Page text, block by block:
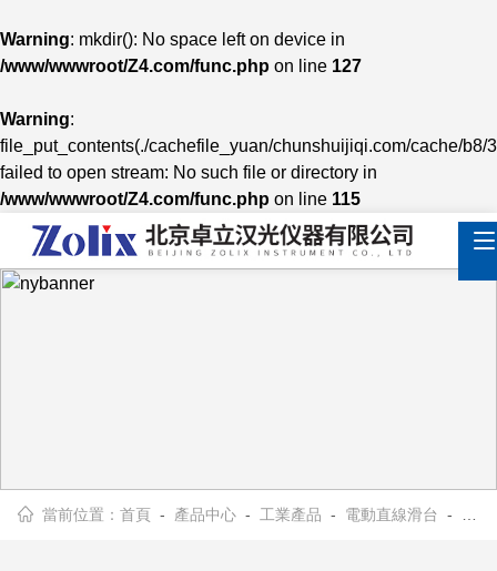
Warning: mkdir(): No space left on device in
/www/wwwroot/Z4.com/func.php on line 127
Warning:
file_put_contents(./cachefile_yuan/chunshuijiqi.com/cache/b8/
failed to open stream: No such file or directory in
/www/wwwroot/Z4.com/func.php on line 115
當前位置：首頁 - 產品中心 - 工業產品 - 電動直線滑台 - LS65x.Lab.O / .R (閉環)壓電 · 線性位移台